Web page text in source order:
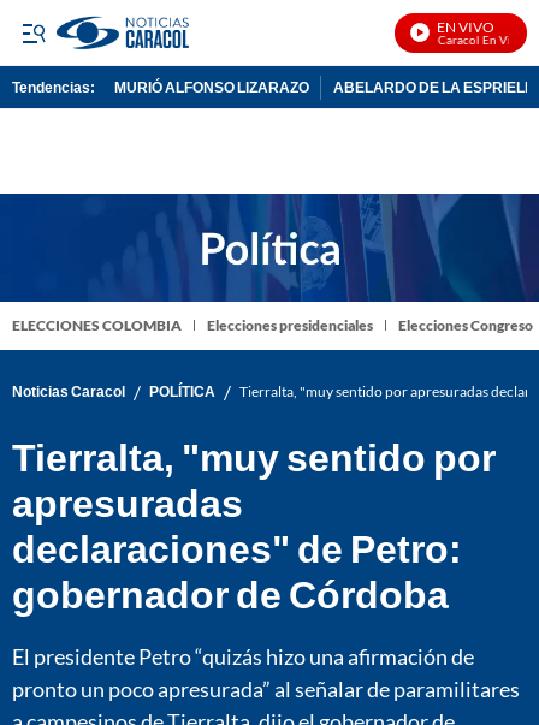
EN VIVO
Noticias Caracol En Vivo
Tendencias: MURIÓ ALFONSO LIZARAZO ABELARDO DE LA
ELECCIONES COLOMBIA Elecciones presidenciales Elecciones Congreso
Noticias Caracol / POLÍTICA / Tierralta, "muy sentido por apresuradas
Tierralta, "muy sentido por
apresuradas
declaraciones" de Petro:
gobernador de Córdoba
El presidente Petro “quizás hizo una afirmación de
pronto un poco apresurada” al señalar de paramilitares